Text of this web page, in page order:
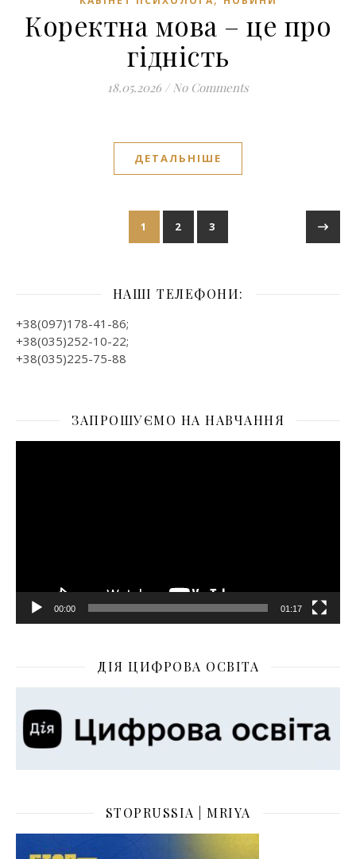
Коректна мова – це про
гідність
18.05.2026 / No Comments
ДЕТАЛЬНІШЕ
1 2 3
НАШІ ТЕЛЕФОНИ:
+38(097)178-41-86;
+38(035)252-10-22;
+38(035)225-75-88
ЗАПРОШУЄМО НА НАВЧАННЯ
00:00 01:17
ДІЯ ЦИФРОВА ОСВІТА
STOPRUSSIA | MRIYA